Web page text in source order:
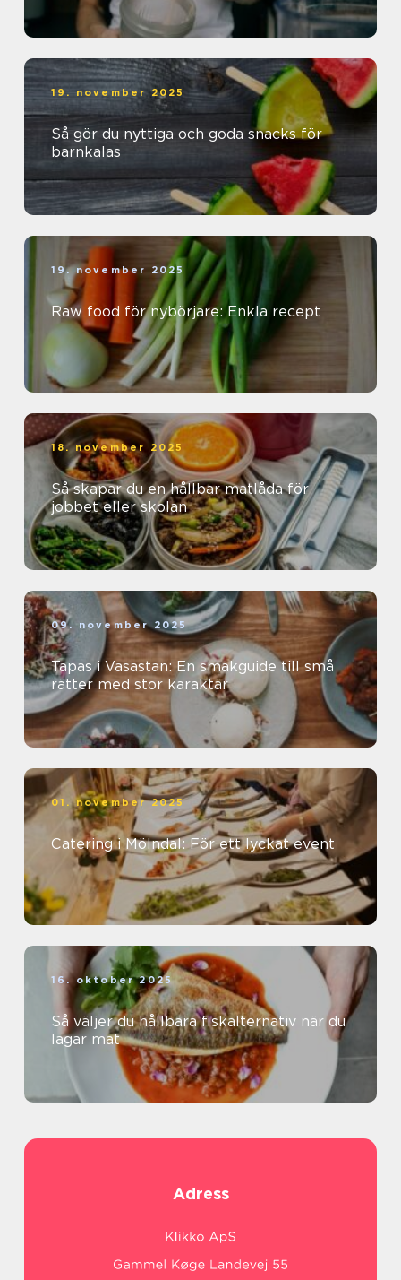
19. november 2025
Så gör du nyttiga och goda snacks för
barnkalas
19. november 2025
Raw food för nybörjare: Enkla recept
18. november 2025
Så skapar du en hållbar matlåda för
jobbet eller skolan
09. november 2025
Tapas i Vasastan: En smakguide till små
rätter med stor karaktär
01. november 2025
Catering i Mölndal: För ett lyckat event
16. oktober 2025
Så väljer du hållbara fiskalternativ när du
lagar mat
Adress